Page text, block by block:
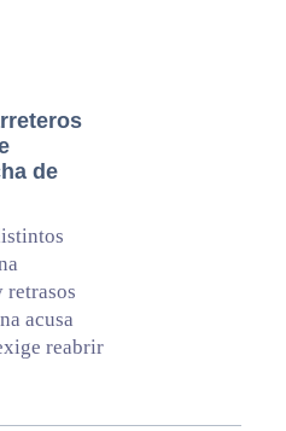
de
acusa
reabrir